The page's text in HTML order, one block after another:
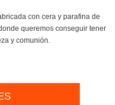
con cera y parafina de
queremos conseguir tener
y comunión.